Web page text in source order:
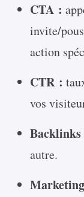
CTA :
invite/
action
CTR :
vos
Backlinks
autre.